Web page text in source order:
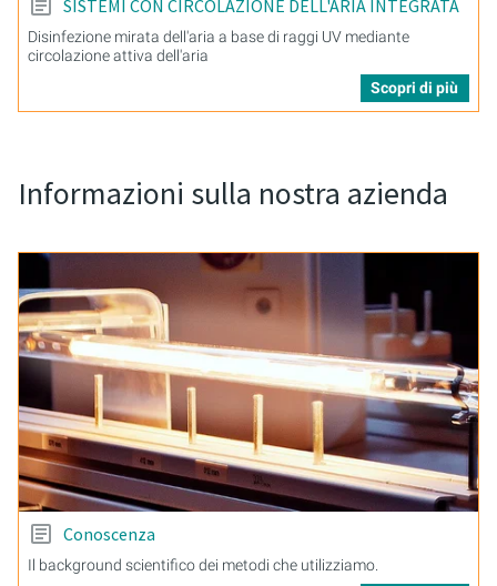
SISTEMI CON CIRCOLAZIONE DELL'ARIA INTEGRATA
Disinfezione mirata dell'aria a base di raggi UV mediante
circolazione attiva dell'aria
Scopri di più
Informazioni sulla nostra azienda
Conoscenza
Il background scientifico dei metodi che utilizziamo.